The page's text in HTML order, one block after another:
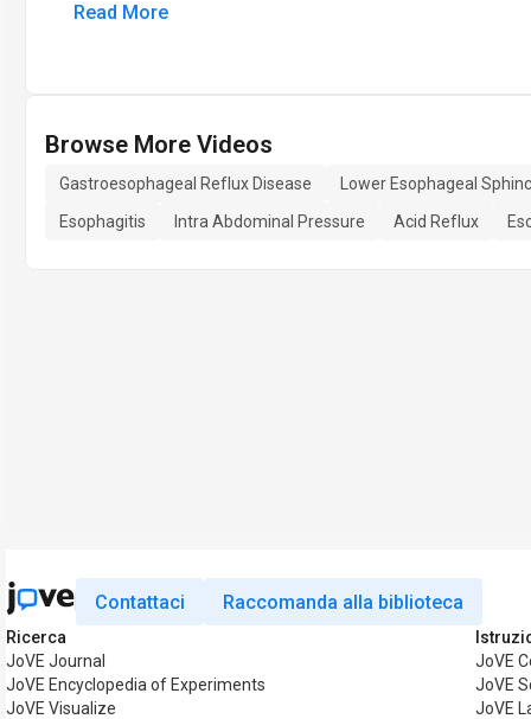
Read More
Browse More Videos
Gastroesophageal Reflux Disease
Lower Esophageal
Esophagitis
Intra Abdominal Pressure Acid Reflux
Contattaci Raccomanda alla biblioteca
Ricerca
JoVE Journal
JoVE Encyclopedia of Experiments
JoVE Visualize
JoVE
JoVE
JoVE